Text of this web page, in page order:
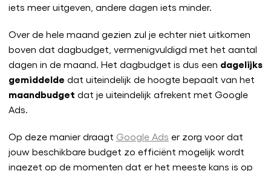
iets meer uitgeven, andere dagen iets minder.
Over de hele maand gezien zul je echter niet uitkomen
boven dat dagbudget, vermenigvuldigd met het aantal
dagen in de maand. Het dagbudget is dus een dagelijks
gemiddelde dat uiteindelijk de hoogte bepaalt van het
maandbudget dat je uiteindelijk afrekent met Google
Ads.
Op deze manier draagt Google Ads er zorg voor dat
jouw beschikbare budget zo efficiënt mogelijk wordt
ingezet op de momenten dat er het meeste kans is op